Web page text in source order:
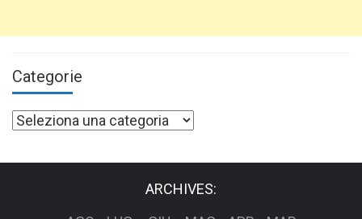
Categorie
Categorie
ARCHIVES: